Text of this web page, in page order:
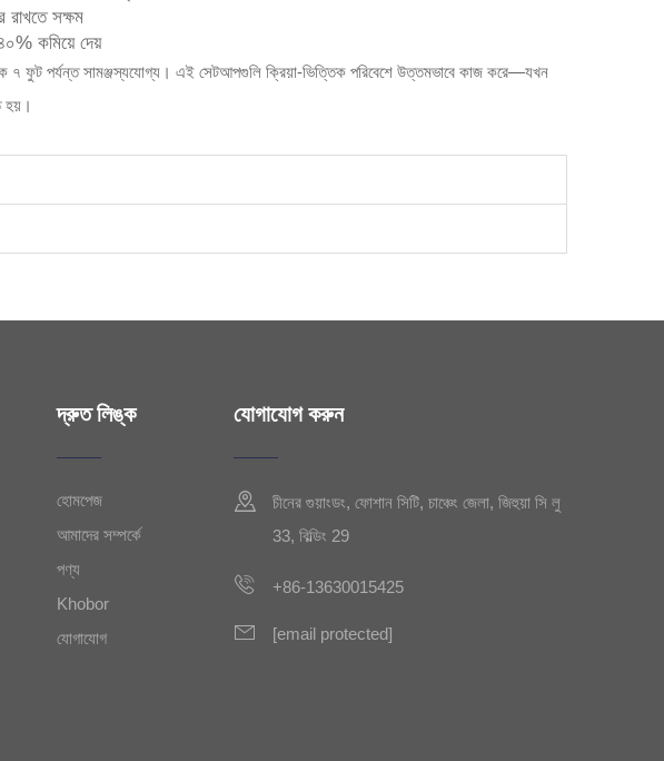
রাখতে সক্ষম
কমিয়ে দেয়
৭ ফুট পর্যন্ত সামঞ্জস্যযোগ্য। এই সেটআপগুলি ক্রিয়া-ভিত্তিক পরিবেশে উত্তমভাবে কাজ করে—যখন
হয়।
দ্রুত লিঙ্ক
হোমপেজ
আমাদের সম্পর্কে
পণ্য
Khobor
যোগাযোগ
যোগাযোগ করুন
চীনের গুয়াংডং, ফোশান সিটি, চাঞ্চেং জেলা, জিহুয়া সি লু
33, বিল্ডিং 29
+86-13630015425
[email protected]